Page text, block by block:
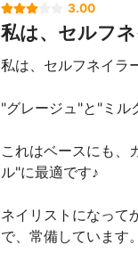
3.00
私は、セルフ
私は、セルフネイラ
"グレージュ"と"ミル
これはベースにも、
ル"に最適です♪
ネイリストになって
で、常備しています。